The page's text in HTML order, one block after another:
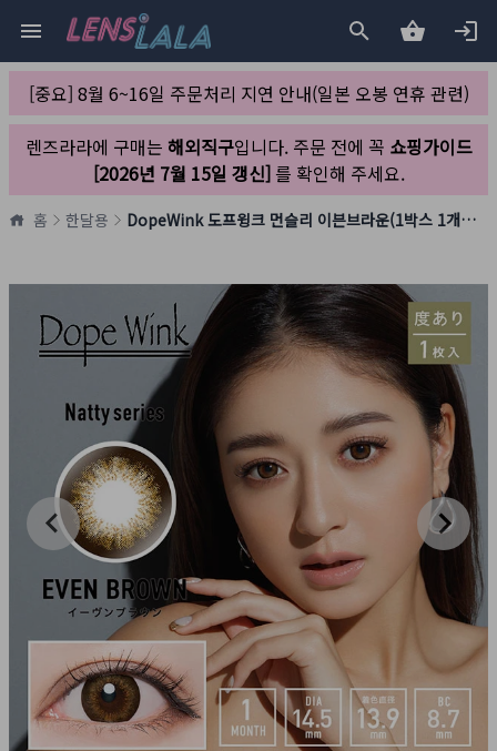
[중요] 8월 6~16일 주문처리 지연 안내(일본 오봉 연휴 관련)
렌즈라라에 구매는 해외직구입니다. 주문 전에 꼭 쇼핑가이드
[2026년 7월 15일 갱신]를 확인해 주세요.
홈 한달용 DopeWink 도프윙크 먼슬리 이븐브라운(1박스 1개들이)